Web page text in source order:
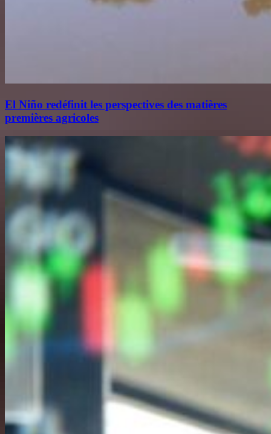
El Niño redéfinit les perspectives des matières
premières agricoles